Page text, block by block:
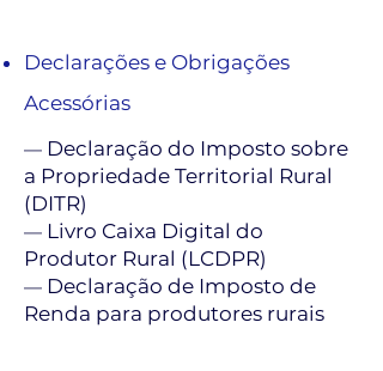
Declarações e Obrigações
Acessórias
— Declaração do Imposto sobre
a Propriedade Territorial Rural
(DITR)
— Livro Caixa Digital do
Produtor Rural (LCDPR)
— Declaração de Imposto de
Renda para produtores rurais